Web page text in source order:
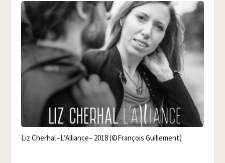
Liz Che­rhal – L’Alliance– 2018 (©Fran­çois Guillement)